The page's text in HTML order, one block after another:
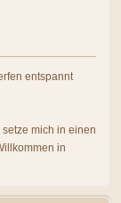
entspannt
mich in einen
in